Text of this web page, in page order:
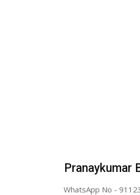
Pranaykumar
WhatsApp No -